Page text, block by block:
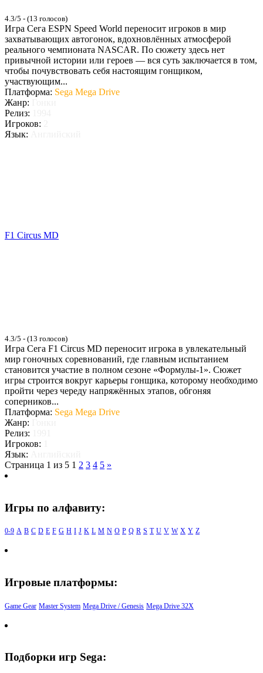
4.3/5 - (13 голосов)
Игра Сега ESPN Speed World переносит игроков в мир
захватывающих автогонок, вдохновлённых атмосферой
реального чемпионата NASCAR. По сюжету здесь нет
привычной истории или героев — вся суть заключается в том,
чтобы почувствовать себя настоящим гонщиком,
участвующим...
Платформа: Sega Mega Drive
Жанр:
Релиз:
Игроков:
Язык:
F1 Circus MD
4.3/5 - (13 голосов)
Игра Сега F1 Circus MD переносит игрока в увлекательный
мир гоночных соревнований, где главным испытанием
становится участие в полном сезоне «Формулы-1». Сюжет
игры строится вокруг карьеры гонщика, которому необходимо
пройти через череду напряжённых этапов, обгоняя
соперников...
Платформа: Sega Mega Drive
Жанр:
Релиз:
Игроков:
Язык:
Страница 1 из 5 1 2 3 4 5 »
Игры по алфавиту:
0-9 A B C D E F G H I J K L M N O P Q R S T U V W X Y Z
Игровые платформы:
Game Gear Master System Mega Drive / Genesis Mega Drive 32X
Подборки игр Sega: